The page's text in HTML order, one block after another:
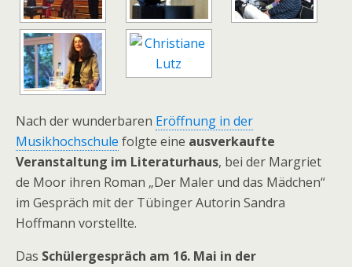
Nach der wunderbaren Eröffnung in der
Musikhochschule folgte eine ausverkaufte
Veranstaltung im Literaturhaus, bei der Margriet
de Moor ihren Roman „Der Maler und das Mädchen“
im Gespräch mit der Tübinger Autorin Sandra
Hoffmann vorstellte.
Das Schülergespräch am 16. Mai in der